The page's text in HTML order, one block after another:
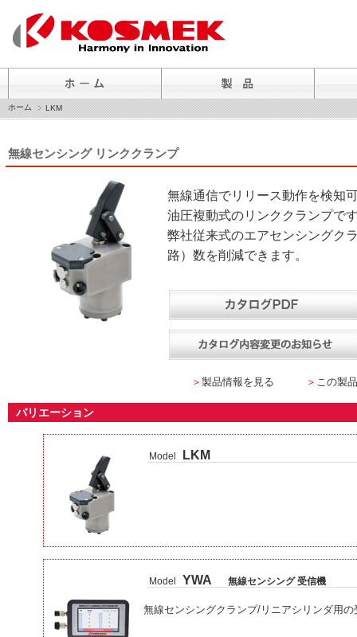
ホーム LKM
無線センシング リンククランプ
無線通信でリリース動作を検知
油圧複動式のリンククランプで
弊社従来式のエアセンシングク
路）数を削減できます。
＞ 製品情報を見る ＞ この製
バリエーション
Model LKM
Model YWA 無線センシング 受信機
無線センシングクランプ/リニアシリンダ用の